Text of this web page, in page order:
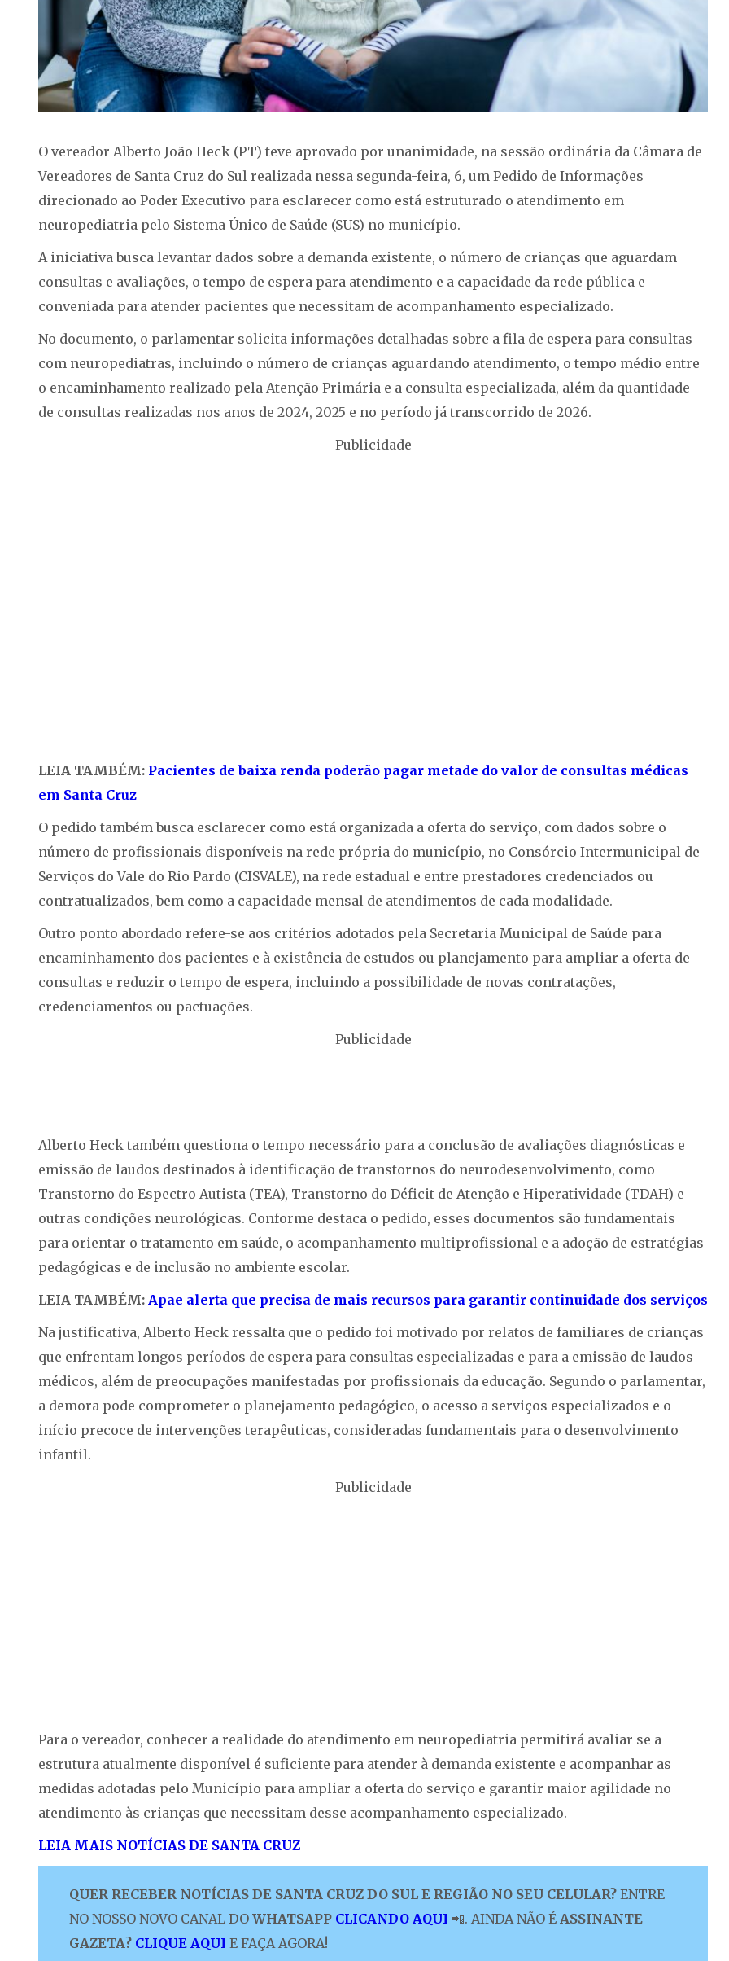
O vereador Alberto João Heck (PT) teve aprovado por unanimidade, na sessão ordinária da Câmara de
Vereadores de Santa Cruz do Sul realizada nessa segunda-feira, 6, um Pedido de Informações
direcionado ao Poder Executivo para esclarecer como está estruturado o atendimento em
neuropediatria pelo Sistema Único de Saúde (SUS) no município.
A iniciativa busca levantar dados sobre a demanda existente, o número de crianças que aguardam
consultas e avaliações, o tempo de espera para atendimento e a capacidade da rede pública e
conveniada para atender pacientes que necessitam de acompanhamento especializado.
No documento, o parlamentar solicita informações detalhadas sobre a fila de espera para consultas
com neuropediatras, incluindo o número de crianças aguardando atendimento, o tempo médio entre
o encaminhamento realizado pela Atenção Primária e a consulta especializada, além da quantidade
de consultas realizadas nos anos de 2024, 2025 e no período já transcorrido de 2026.
Publicidade
LEIA TAMBÉM: Pacientes de baixa renda poderão pagar metade do valor de consultas médicas
em Santa Cruz
O pedido também busca esclarecer como está organizada a oferta do serviço, com dados sobre o
número de profissionais disponíveis na rede própria do município, no Consórcio Intermunicipal de
Serviços do Vale do Rio Pardo (CISVALE), na rede estadual e entre prestadores credenciados ou
contratualizados, bem como a capacidade mensal de atendimentos de cada modalidade.
Outro ponto abordado refere-se aos critérios adotados pela Secretaria Municipal de Saúde para
encaminhamento dos pacientes e à existência de estudos ou planejamento para ampliar a oferta de
consultas e reduzir o tempo de espera, incluindo a possibilidade de novas contratações,
credenciamentos ou pactuações.
Publicidade
Alberto Heck também questiona o tempo necessário para a conclusão de avaliações diagnósticas e
emissão de laudos destinados à identificação de transtornos do neurodesenvolvimento, como
Transtorno do Espectro Autista (TEA), Transtorno do Déficit de Atenção e Hiperatividade (TDAH) e
outras condições neurológicas. Conforme destaca o pedido, esses documentos são fundamentais
para orientar o tratamento em saúde, o acompanhamento multiprofissional e a adoção de estratégias
pedagógicas e de inclusão no ambiente escolar.
LEIA TAMBÉM: Apae alerta que precisa de mais recursos para garantir continuidade dos serviços
Na justificativa, Alberto Heck ressalta que o pedido foi motivado por relatos de familiares de crianças
que enfrentam longos períodos de espera para consultas especializadas e para a emissão de laudos
médicos, além de preocupações manifestadas por profissionais da educação. Segundo o parlamentar,
a demora pode comprometer o planejamento pedagógico, o acesso a serviços especializados e o
início precoce de intervenções terapêuticas, consideradas fundamentais para o desenvolvimento
infantil.
Publicidade
Para o vereador, conhecer a realidade do atendimento em neuropediatria permitirá avaliar se a
estrutura atualmente disponível é suficiente para atender à demanda existente e acompanhar as
medidas adotadas pelo Município para ampliar a oferta do serviço e garantir maior agilidade no
atendimento às crianças que necessitam desse acompanhamento especializado.
LEIA MAIS NOTÍCIAS DE SANTA CRUZ
QUER RECEBER NOTÍCIAS DE SANTA CRUZ DO SUL E REGIÃO NO SEU CELULAR? ENTRE
NO NOSSO NOVO CANAL DO WHATSAPP CLICANDO AQUI 📲. AINDA NÃO É ASSINANTE
GAZETA? CLIQUE AQUI E FAÇA AGORA!